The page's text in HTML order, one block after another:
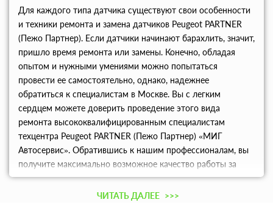
Для каждого типа датчика существуют свои особенности
и техники ремонта и замена датчиков Peugeot PARTNER
(Пежо Партнер). Если датчики начинают барахлить, значит,
пришло время ремонта или замены. Конечно, обладая
опытом и нужными умениями можно попытаться
провести ее самостоятельно, однако, надежнее
обратиться к специалистам в Москве. Вы с легким
сердцем можете доверить проведение этого вида
ремонта высококвалифицированным специалистам
техцентра Peugeot PARTNER (Пежо Партнер) «МИГ
Автосервис». Обратившись к нашим профессионалам, вы
получите максимально возможное качество работы за
невысокую цену. Есть возможность наличного и
безналичного расчета.ЧИТАТЬ ДАЛЕЕ >>>